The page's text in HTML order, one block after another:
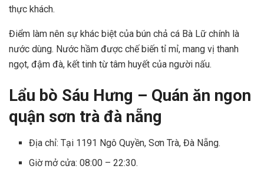
thực khách.
Điểm làm nên sự khác biệt của bún chả cá Bà Lữ chính là
nước dùng. Nước hầm được chế biến tỉ mỉ, mang vị thanh
ngọt, đậm đà, kết tinh từ tâm huyết của người nấu.
Lẩu bò Sáu Hưng – Quán ăn ngon
quận sơn trà đà nẵng
Địa chỉ: Tại 1191 Ngô Quyền, Sơn Trà, Đà Nẵng.
Giờ mở cửa: 08:00 – 22:30.